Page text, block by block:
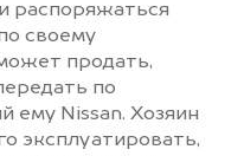
распоряжаться
своему
продать,
по
ему Nissan. Хозяин
эксплуатировать,